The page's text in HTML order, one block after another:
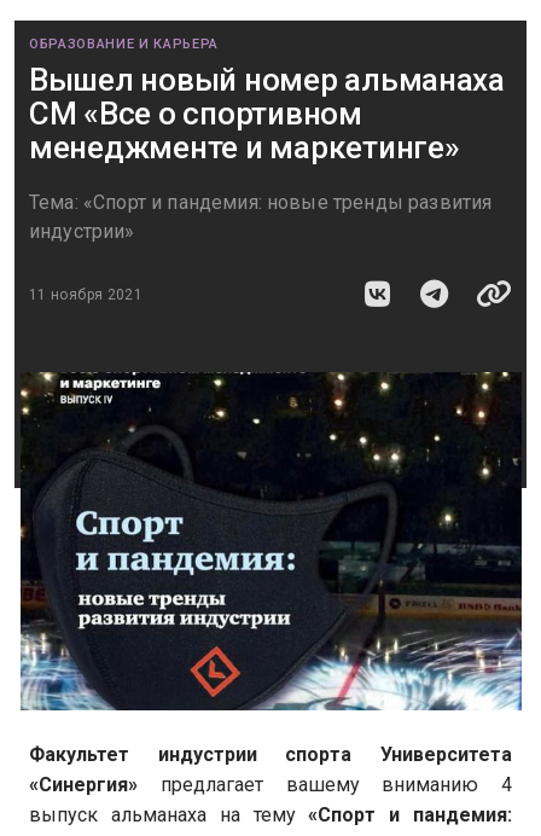
ОБРАЗОВАНИЕ И КАРЬЕРА
Вышел новый номер альманаха
СМ «Все о спортивном
менеджменте и маркетинге»
Тема: «Спорт и пандемия: новые тренды развития
индустрии»
11 ноября 2021
Факультет индустрии спорта Университета
«Синергия» предлагает вашему вниманию 4
выпуск альманаха на тему«Спорт и пандемия: